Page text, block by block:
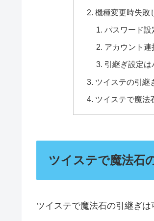
機種変更時失敗
パスワード
アカウント
引継ぎ設定は
ツイステの引継
ツイステで魔法
ツイステで魔法石
ツイステで魔法石の引継ぎ